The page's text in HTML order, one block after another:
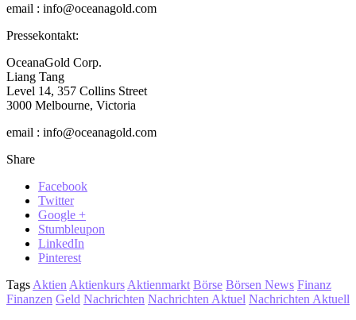
email : info@oceanagold.com
Pressekontakt:
OceanaGold Corp.
Liang Tang
Level 14, 357 Collins Street
3000 Melbourne, Victoria
email : info@oceanagold.com
Share
Facebook
Twitter
Google +
Stumbleupon
LinkedIn
Pinterest
Tags Aktien Aktienkurs Aktienmarkt Börse Börsen News Finanz
Finanzen Geld Nachrichten Nachrichten Aktuel Nachrichten Aktuell